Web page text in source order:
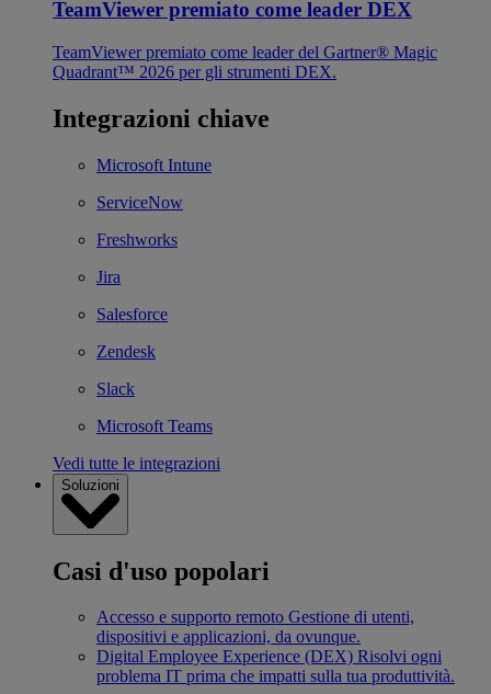
TeamViewer premiato come leader DEX
TeamViewer premiato come leader del Gartner® Magic
Quadrant™ 2026 per gli strumenti DEX.
Integrazioni chiave
Microsoft Intune
ServiceNow
Freshworks
Jira
Salesforce
Zendesk
Slack
Microsoft Teams
Vedi tutte le integrazioni
Soluzioni
Casi d'uso popolari
Accesso e supporto remoto Gestione di utenti,
dispositivi e applicazioni, da ovunque.
Digital Employee Experience (DEX) Risolvi ogni
problema IT prima che impatti sulla tua produttività.